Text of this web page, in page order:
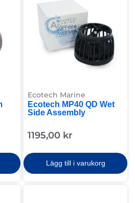
Ecotech MP40 QD Wet
Side Assembly
1195,00 kr
Lägg till i varukorg
Ecotech Marine